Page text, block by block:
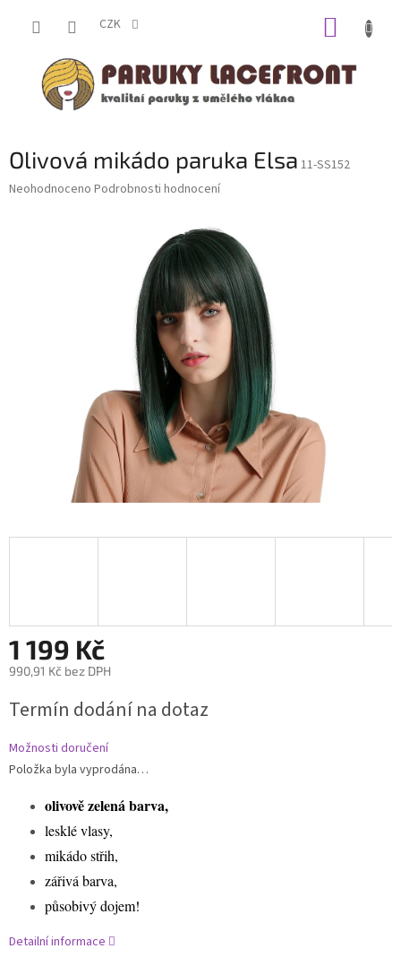
CZK
Olivová mikádo paruka Elsa 11-SS152
Průměrné
Neohodnoceno Podrobnosti hodnocení
1 199 Kč
990,91 Kč bez DPH
cena:
Termín dodání na dotaz
Možnosti doručení
Položka byla vyprodána…
olivově zelená barva,
lesklé vlasy,
mikádo střih,
zářivá barva,
působivý dojem!
Detailní informace